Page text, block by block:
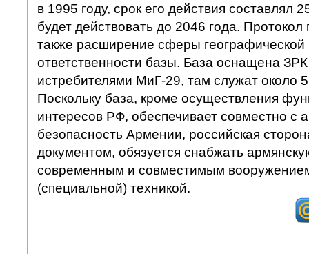
в 1995 году, срок его действия составлял
будет действовать до 2046 года. Протокол
также расширение сферы географической
ответственности базы. База оснащена
истребителями МиГ-29, там служат около
Поскольку база, кроме осуществления
интересов РФ, обеспечивает совместно с
безопасность Армении, российская
документом, обязуется снабжать
современным и совместимым
(специальной) техникой.